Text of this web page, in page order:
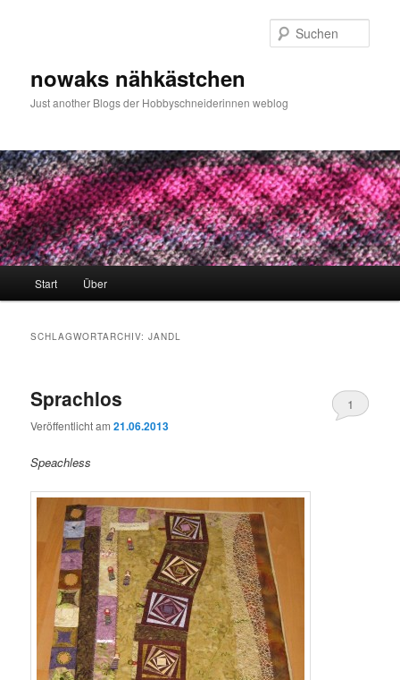
nowaks nähkästchen
Just another Blogs der Hobbyschneiderinnen weblog
Start Über
SCHLAGWORTARCHIV:JANDL
Sprachlos
Veröffentlicht am21.06.2013
1
Speachless